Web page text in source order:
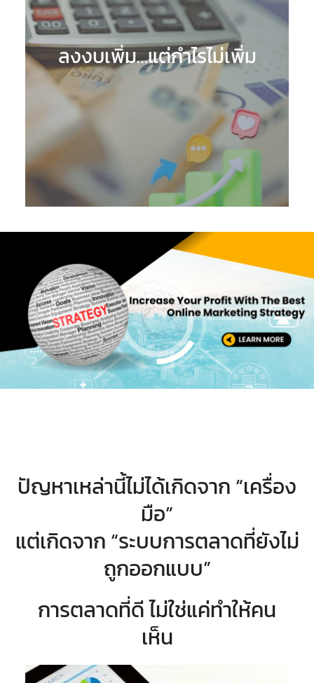
ลงงบเพิ่ม…แต่กำไรไม่เพิ่ม
ปัญหาเหล่านี้ไม่ได้เกิดจาก “เครื่อง
มือ”
แต่เกิดจาก “ระบบการตลาดที่ยังไม่
ถูกออกแบบ”
การตลาดที่ดี ไม่ใช่แค่ทำให้คน
เห็น